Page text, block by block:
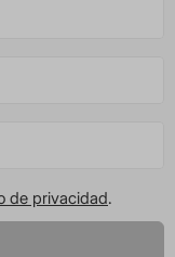
de privacidad.